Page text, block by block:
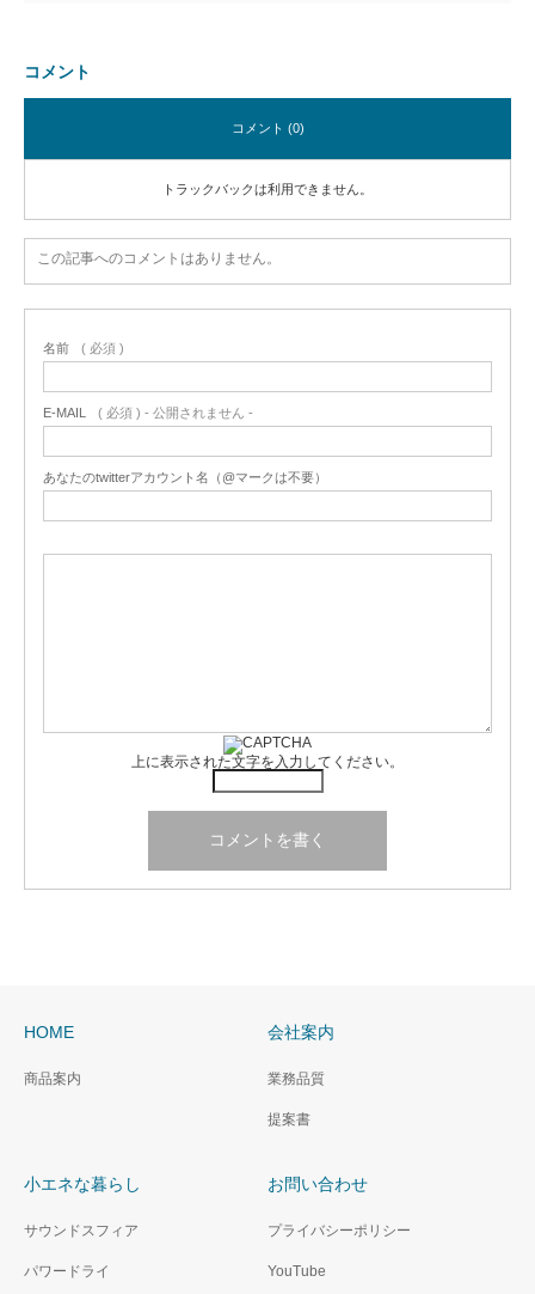
コメント
コメント (0)
トラックバックは利用できません。
この記事へのコメントはありません。
名前 ( 必須 )
E-MAIL ( 必須 ) - 公開されません -
あなたのtwitterアカウント名（@マークは不要）
上に表示された文字を入力してください。
HOME
商品案内
会社案内
業務品質
提案書
小エネな暮らし
サウンドスフィア
パワードライ
お問い合わせ
プライバシーポリシー
YouTube